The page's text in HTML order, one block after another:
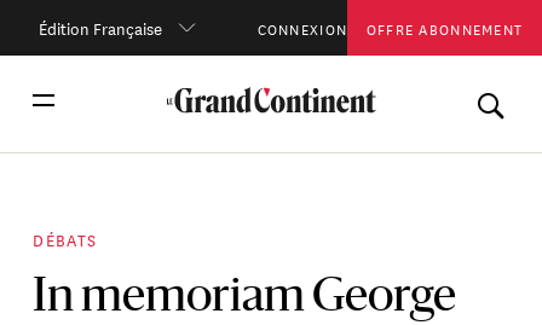
Édition Française CONNEXION OFFRE ABONNEMENT
DÉBATS
In memoriam George